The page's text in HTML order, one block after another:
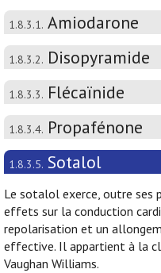
1.8.3.1. Amiodarone
1.8.3.2. Disopyramide
1.8.3.3. Flécaïnide
1.8.3.4. Propafénone
1.8.3.5. Sotalol
Le sotalol exerce, outre ses
effets sur la conduction
repolarisation et un
effective. Il appartient à la
Vaughan Williams.